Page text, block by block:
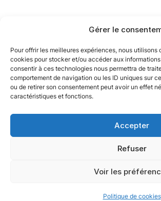
Gérer le
Pour offrir les meilleures expériences, nous
cookies pour stocker et/ou accéder aux
consentir à ces technologies nous permettra de
comportement de navigation ou les ID uniques sur
ou de retirer son consentement peut avoir un effet
caractéristiques et fonctions.
Accepter
Refuser
Voir les
Politique de cookies